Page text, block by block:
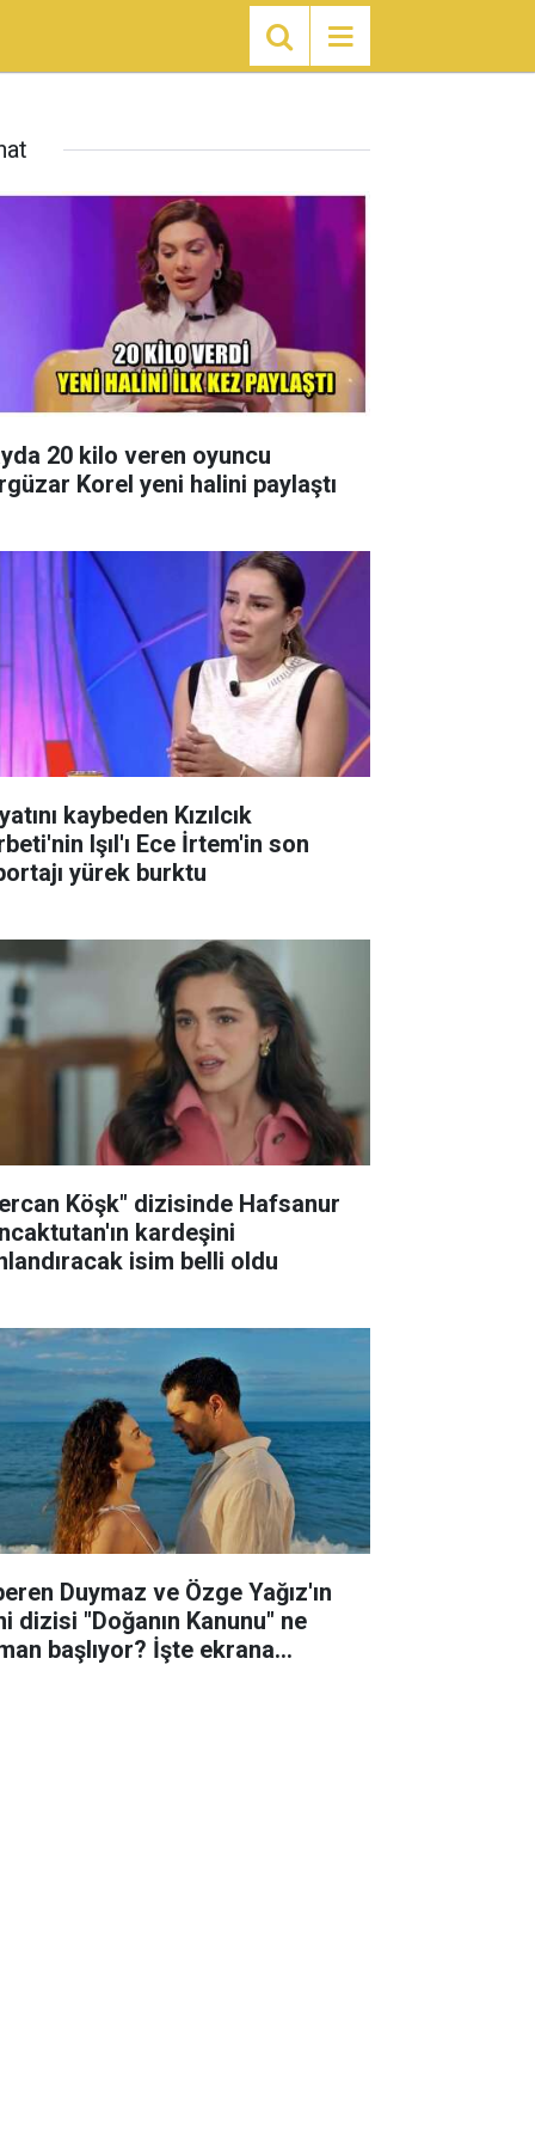
20 kilo veren oyuncu
Korel yeni halini paylaştı
kaybeden Kızılcık
Işıl'ı Ece İrtem'in son
yürek burktu
Köşk" dizisinde Hafsanur
kardeşini
isim belli oldu
Duymaz ve Özge Yağız'ın
dizisi "Doğanın Kanunu" ne
başlıyor? İşte ekrana